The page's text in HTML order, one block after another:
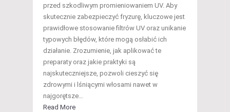
przed szkodliwym promieniowaniem UV. Aby
skutecznie zabezpieczyć fryzurę, kluczowe jest
prawidłowe stosowanie filtrów UV oraz unikanie
typowych błędów, które mogą osłabić ich
działanie. Zrozumienie, jak aplikować te
preparaty oraz jakie praktyki są
najskuteczniejsze, pozwoli cieszyć się
zdrowymi i lśniącymi włosami nawet w
najgorętsze…
Read More